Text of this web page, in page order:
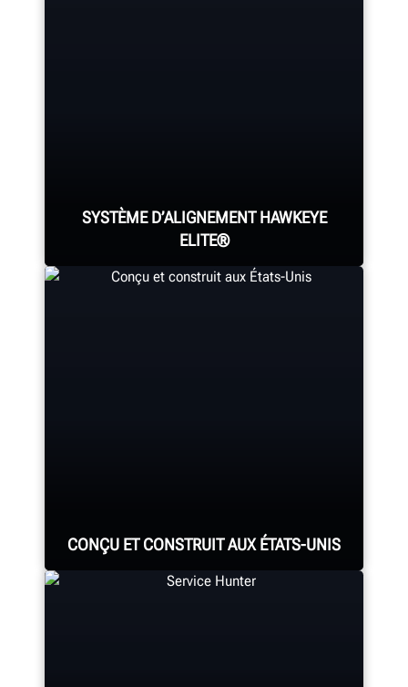
SYSTÈME D’ALIGNEMENT HAWKEYE
ELITE®
EN SAVOIR PLUS
CONÇU ET CONSTRUIT AUX ÉTATS-UNIS